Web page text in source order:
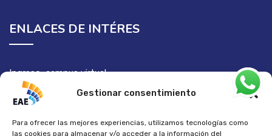
Gestionar consentimiento
Para ofrecer las mejores experiencias, utilizamos tecnologías como
las cookies para almacenar y/o acceder a la información del
ENLACES DE INTÉRES
Ingreso campus virtual
Semilleros de investigación